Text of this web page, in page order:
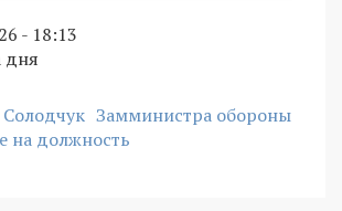
- 18:13
дня
Замминистра обороны
на должность